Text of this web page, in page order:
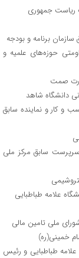
ریاست جمهوری
برنامه و بودجه
حوزه‌های علمیه و
صمت
دانشگاه شاهد
و کار و نماینده سابق
سابق مرکز ملی
علامه طباطبایی
ملی تامین مالی
خمینی(ره)
طباطبایی و رئیس